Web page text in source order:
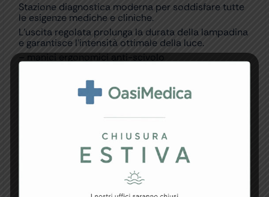
Stazione diagnostica moderna per soddisfare tutte
le esigenze mediche e cliniche.
L’uscita regolata prolunga la durata della lampadina
e garantisce l’intensità ottimale della luce.
– manici ergonomici anti-scivolo
incorporata contro sovratensioni
– avvio dolce per introdurre la tensione
gradualmente, eliminando lo shock termico durante
l’accensione e prolungando la durata della
– interruttore automatico di accensione-
spegnimento quando il manico viene rimosso o
reinserito nell’alloggiamento
– intensità della luce regolabile, basso consumo